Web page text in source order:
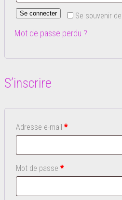
Se souvenir
Se connecter
Mot de passe perdu ?
S’inscrire
Adresse e-mail *Obligatoire
Mot de passe *Obligatoire